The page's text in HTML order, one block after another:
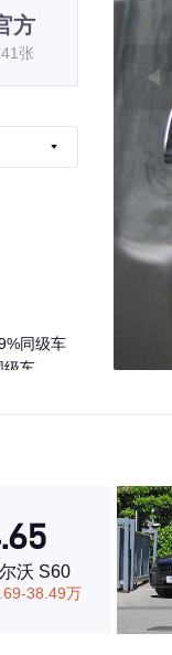
方
张
同级车
级车
沃 S60
38.49万